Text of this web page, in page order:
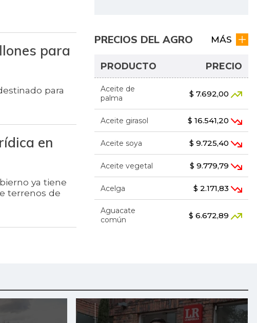
para
para
en
ya tiene
terrenos de
PRECIOS DEL AGRO MÁS
PRODUCTO PRECIO
Aceite de
palma
$ 7.692,00
Aceite girasol $ 16.541,20
Aceite soya $ 9.725,40
Aceite vegetal $ 9.779,79
Acelga $ 2.171,83
Aguacate
común
$ 6.672,89
$ 1.634,56
Ahuyamín $ 1.672,87